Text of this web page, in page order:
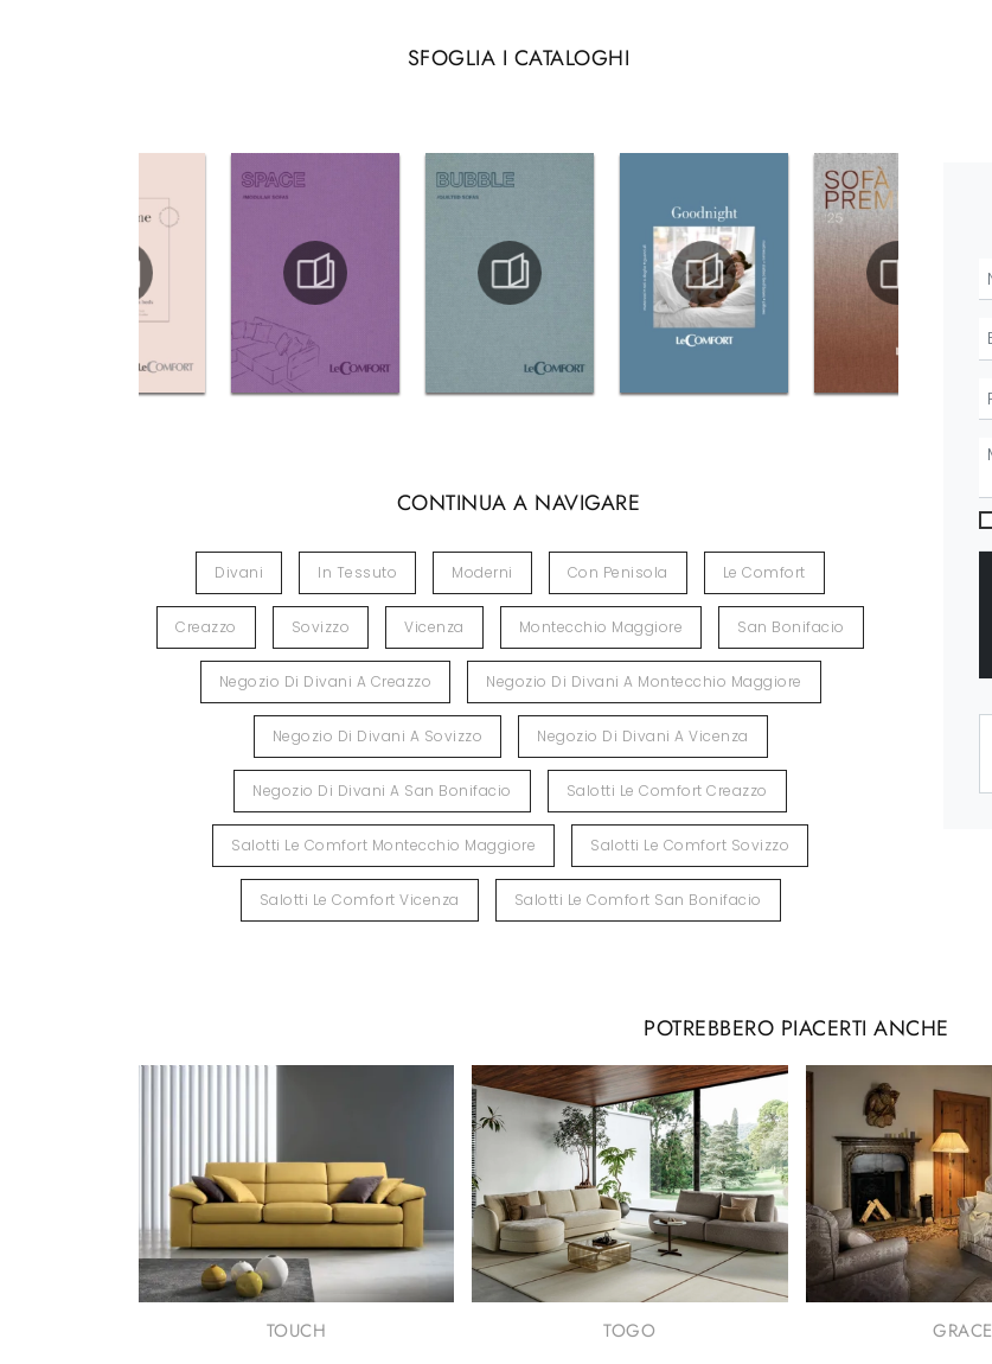
SFOGLIA I CATALOGHI
CONTINUA A NAVIGARE
Divani In Tessuto Moderni Con Penisola Le Comfort
Creazzo Sovizzo Vicenza Montecchio Maggiore San Bonifacio
Negozio Di Divani A Creazzo Negozio Di Divani A Montecchio Maggiore
Negozio Di Divani A Sovizzo Negozio Di Divani A Vicenza
Negozio Di Divani A San Bonifacio Salotti Le Comfort Creazzo
Salotti Le Comfort Montecchio Maggiore Salotti Le Comfort Sovizzo
Salotti Le Comfort Vicenza Salotti Le Comfort San Bonifacio
POTREBBERO PIACERTI ANCHE
TOUCH TOGO GRACE